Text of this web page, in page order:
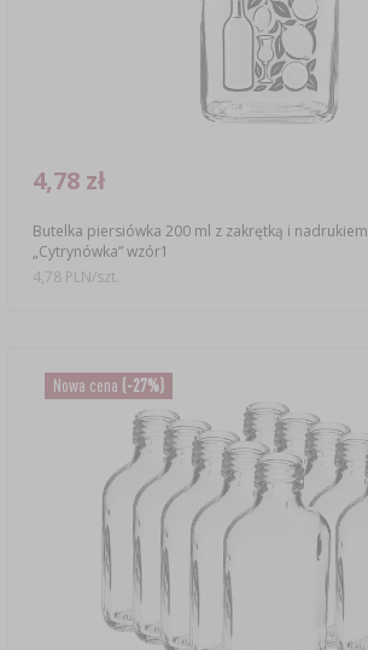
Butelka piersiówka 200 ml z zakrętką i nadrukiem
„Cytrynówka” wzór1
4,78 zł
4,78 PLN/szt.
Nowa cena (-27%)